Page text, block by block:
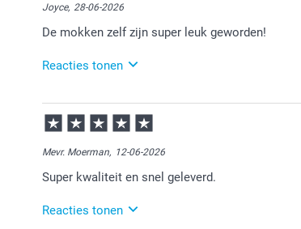
Joyce, 28-06-2026
De mokken zelf zijn super leuk geworden!
Reacties tonen
29-06-2026
14:55
Bedankt voor je review. Erg leuk om te
veel plezier ervan voor de ontvangers!
Mevr. Moerman, 12-06-2026
Super kwaliteit en snel geleverd.
Reacties tonen